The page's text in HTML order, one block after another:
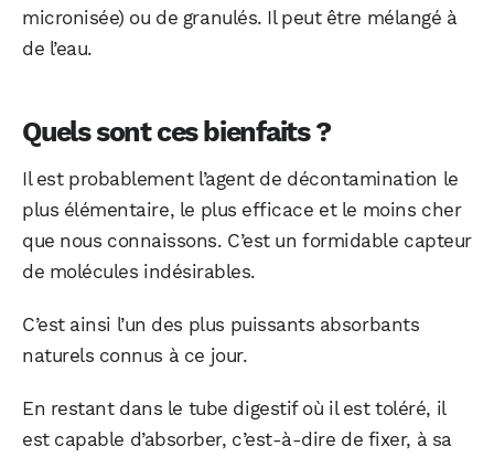
micronisée) ou de granulés. Il peut être mélangé à
de l’eau.
Quels sont ces bienfaits ?
Il est probablement l’agent de décontamination le
plus élémentaire, le plus efficace et le moins cher
que nous connaissons. C’est un formidable capteur
de molécules indésirables.
C’est ainsi l’un des plus puissants absorbants
naturels connus à ce jour.
En restant dans le tube digestif où il est toléré, il
est capable d’absorber, c’est-à-dire de fixer, à sa